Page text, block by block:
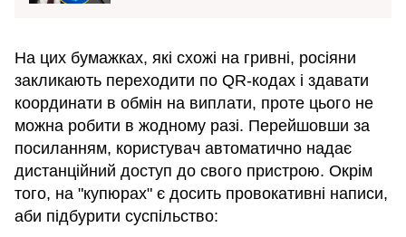
На цих бумажках, які схожі на гривні, росіяни
закликають переходити по QR-кодах і здавати
координати в обмін на виплати, проте цього не
можна робити в жодному разі. Перейшовши за
посиланням, користувач автоматично надає
дистанційний доступ до свого пристрою. Окрім
того, на "купюрах" є досить провокативні написи,
аби підбурити суспільство: